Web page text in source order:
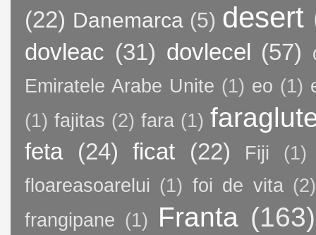
(22) Danemarca (5) desert
dovleac (31) dovlecel (57)
Emiratele Arabe Unite (1) eo (1)
(1) fajitas (2) fara (1)
feta (24) ficat (22) Fiji
(1)
floareasoarelui (1) foi de vita (2)
frangipane (1) Franta (163)